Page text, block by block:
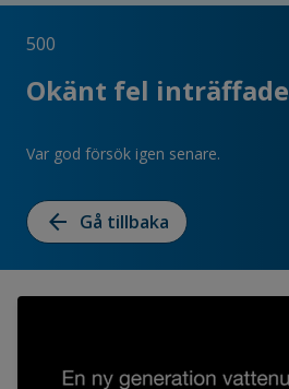
500
Okänt fel inträffade
Var god försök igen senare.
arrow_back Gå tillbaka